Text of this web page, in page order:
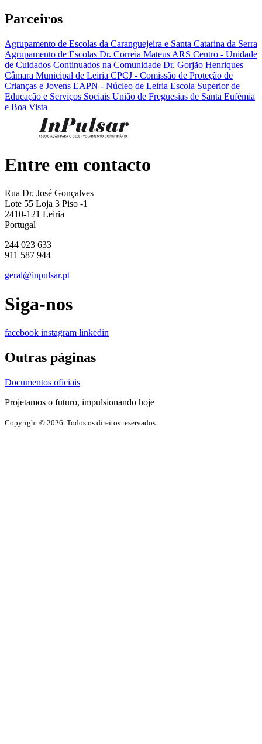
Parceiros
Agrupamento de Escolas da Caranguejeira e Santa Catarina da Serra
Agrupamento de Escolas Dr. Correia Mateus ARS Centro - Unidade
de Cuidados Continuados na Comunidade Dr. Gorjão Henriques
Câmara Municipal de Leiria CPCJ - Comissão de Proteção de
Crianças e Jovens EAPN - Núcleo de Leiria Escola Superior de
Educação e Serviços Sociais União de Freguesias de Santa Eufémia
e Boa Vista
Entre em contacto
Rua Dr. José Gonçalves
Lote 55 Loja 3 Piso -1
2410-121 Leiria
Portugal
244 023 633
911 587 944
geral@inpulsar.pt
Siga-nos
facebook instagram linkedin
Outras páginas
Documentos oficiais
Projetamos o futuro, impulsionando hoje
Copyright © 2026. Todos os direitos reservados.